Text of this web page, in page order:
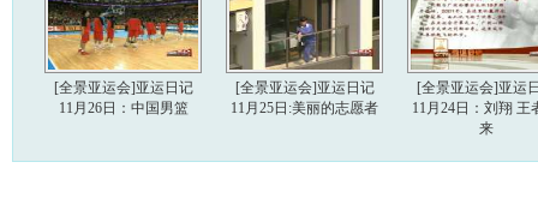
[全景亚运会]亚运日记
11月26日：中国男篮
[全景亚运会]亚运日记
11月25日:美丽的志愿者
[全景亚运会]亚运
11月24日：刘翔 王
来